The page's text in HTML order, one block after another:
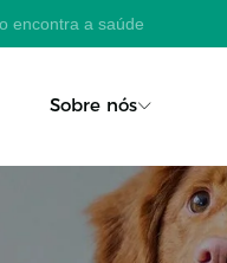
encontra a saúde
Sobre nós